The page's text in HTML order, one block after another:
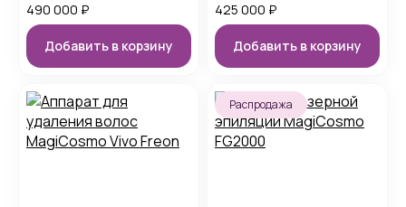
490 000 ₽
Добавить в корзину
425 000 ₽
Добавить в корзину
Распродажа